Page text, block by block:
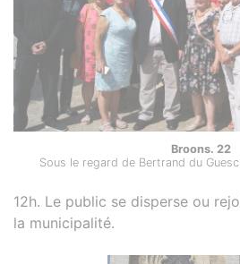
Broons. 22
Sous le regard de Bertrand du
12h. Le public se disperse ou
la municipalité.